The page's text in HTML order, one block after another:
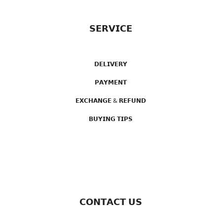
𝗦𝗘𝗥𝗩𝗜𝗖𝗘
𝗗𝗘𝗟𝗜𝗩𝗘𝗥𝗬
𝗣𝗔𝗬𝗠𝗘𝗡𝗧
𝗘𝗫𝗖𝗛𝗔𝗡𝗚𝗘 & 𝗥𝗘𝗙𝗨𝗡𝗗
𝗕𝗨𝗬𝗜𝗡𝗚 𝗧𝗜𝗣𝗦
𝗖𝗢𝗡𝗧𝗔𝗖𝗧 𝗨𝗦